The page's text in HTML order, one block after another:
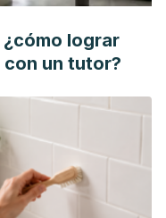
lograr
con un tutor?